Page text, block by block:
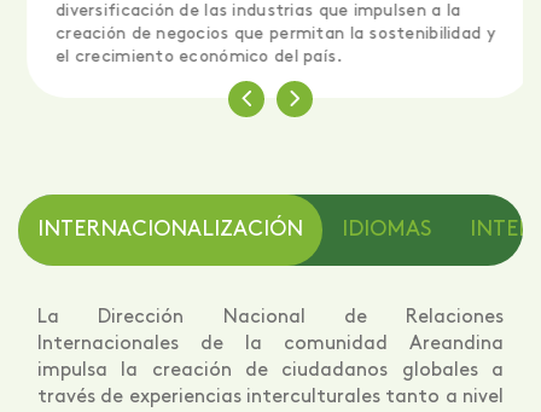
diversificación de las industrias que impulsen a la
creación de negocios que permitan la sostenibilidad y
el crecimiento económico del país.
INTERNACIONALIZACIÓN IDIOMAS
La Dirección Nacional de Relaciones
Internacionales de la comunidad Areandina
impulsa la creación de ciudadanos globales a
través de experiencias interculturales tanto a nivel